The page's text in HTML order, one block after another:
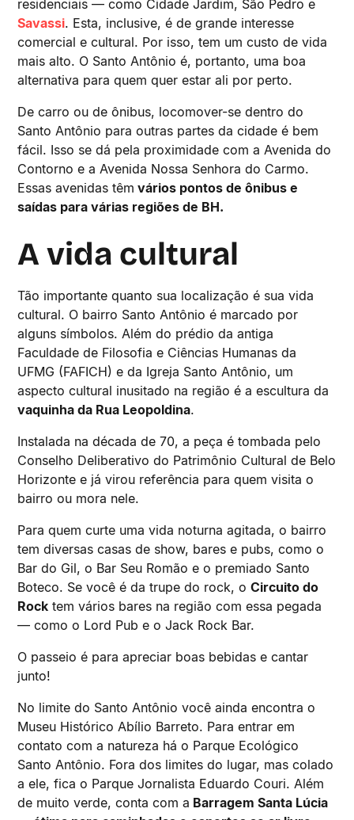
residenciais — como Cidade Jardim, São Pedro e
Savassi. Esta, inclusive, é de grande interesse
comercial e cultural. Por isso, tem um custo de vida
mais alto. O Santo Antônio é, portanto, uma boa
alternativa para quem quer estar ali por perto.
De carro ou de ônibus, locomover-se dentro do
Santo Antônio para outras partes da cidade é bem
fácil. Isso se dá pela proximidade com a Avenida do
Contorno e a Avenida Nossa Senhora do Carmo.
Essas avenidas têm vários pontos de ônibus e
saídas para várias regiões de BH.
A vida cultural
Tão importante quanto sua localização é sua vida
cultural. O bairro Santo Antônio é marcado por
alguns símbolos. Além do prédio da antiga
Faculdade de Filosofia e Ciências Humanas da
UFMG (FAFICH) e da Igreja Santo Antônio, um
aspecto cultural inusitado na região é a escultura da
vaquinha da Rua Leopoldina.
Instalada na década de 70, a peça é tombada pelo
Conselho Deliberativo do Patrimônio Cultural de Belo
Horizonte e já virou referência para quem visita o
bairro ou mora nele.
Para quem curte uma vida noturna agitada, o bairro
tem diversas casas de show, bares e pubs, como o
Bar do Gil, o Bar Seu Romão e o premiado Santo
Boteco. Se você é da trupe do rock, oCircuito do
Rock tem vários bares na região com essa pegada
— como o Lord Pub e o Jack Rock Bar.
O passeio é para apreciar boas bebidas e cantar
junto!
No limite do Santo Antônio você ainda encontra o
Museu Histórico Abílio Barreto. Para entrar em
contato com a natureza há o Parque Ecológico
Santo Antônio. Fora dos limites do lugar, mas colado
a ele, fica o Parque Jornalista Eduardo Couri. Além
de muito verde, conta com a Barragem Santa Lúcia